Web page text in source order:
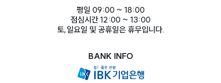
평일 09:00 ~ 18:00
점심시간 12:00 ~ 13:00
토,일요일 및 공휴일은 휴무입니다.
BANK INFO